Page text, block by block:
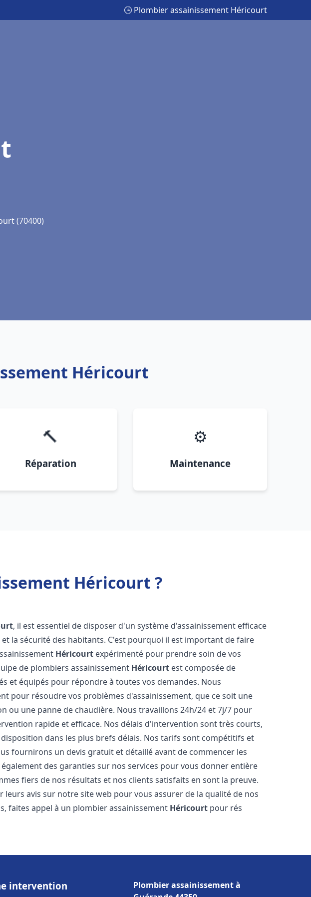
🕒 Plombier assainissement Héricourt
(70400)
Héricourt
🔨
Réparation
⚙️
Maintenance
Héricourt ?
, il est essentiel de disposer d'un système d'assainissement efficace
la sécurité des habitants. C'est pourquoi il est important de faire
Héricourt expérimenté pour prendre soin de vos
de plombiers assainissement Héricourt est composée de
et équipés pour répondre à toutes vos demandes. Nous
pour résoudre vos problèmes d'assainissement, que ce soit une
ou une panne de chaudière. Nous travaillons 24h/24 et 7j/7 pour
rapide et efficace. Nos délais d'intervention sont très courts,
dans les plus brefs délais. Nos tarifs sont compétitifs et
fournirons un devis gratuit et détaillé avant de commencer les
des garanties sur nos services pour vous donner entière
fiers de nos résultats et nos clients satisfaits en sont la preuve.
leurs avis sur notre site web pour vous assurer de la qualité de nos
faites appel à un plombier assainissement Héricourt pour rés
intervention
Plombier assainissement à